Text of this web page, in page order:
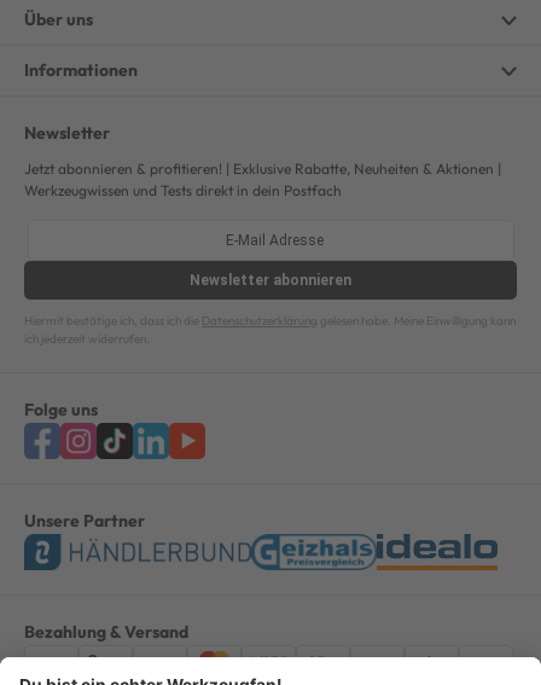
Über uns
Informationen
Newsletter
Jetzt abonnieren & profitieren! | Exklusive Rabatte, Neuheiten & Aktionen |
Werkzeugwissen und Tests direkt in dein Postfach
Newsletter abonnieren
Hiermit bestätige ich, dass ich die Datenschutzerklärung gelesen habe. Meine Einwilligung kann
ich jederzeit widerrufen.
Folge uns
Unsere Partner
Bezahlung & Versand